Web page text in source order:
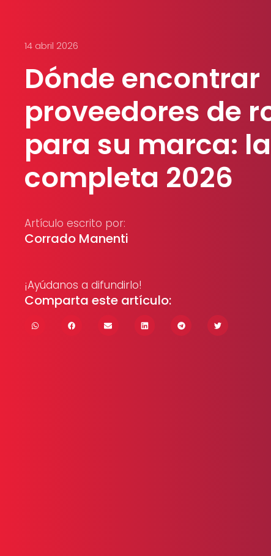
14 abril 2026
Dónde encontrar
proveedores de
para su marca:
completa 2026
Artículo escrito por:
Corrado Manenti
¡Ayúdanos a difundirlo!
Comparta este artículo: